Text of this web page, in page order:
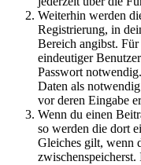
Weiterhin werden
Registrierung, in
Bereich angibst.
eindeutiger
Passwort
Daten als
vor deren Eingabe
Wenn du einen
so werden die dort
Gleiches gilt, wenn